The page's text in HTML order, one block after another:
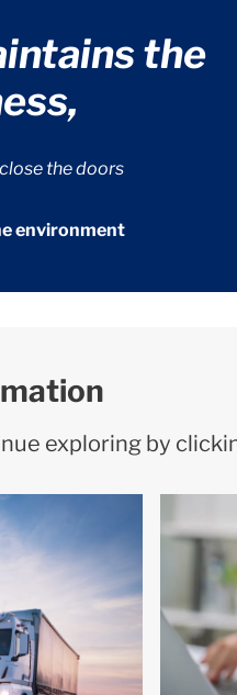
the
the doors
environment
exploring by